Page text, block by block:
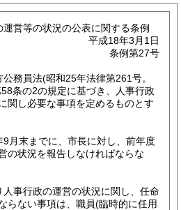
営等の状況の公表に関する条例
平成18年3月1日
条例第27号
公務員法(昭和25年法律第261号。
条の2の規定に基づき、人事行政
関し必要な事項を定めるものとす
9月末までに、市長に対し、前年度
の状況を報告しなければならな
人事行政の運営の状況に関し、任命
らない事項は、職員(臨時的に任用